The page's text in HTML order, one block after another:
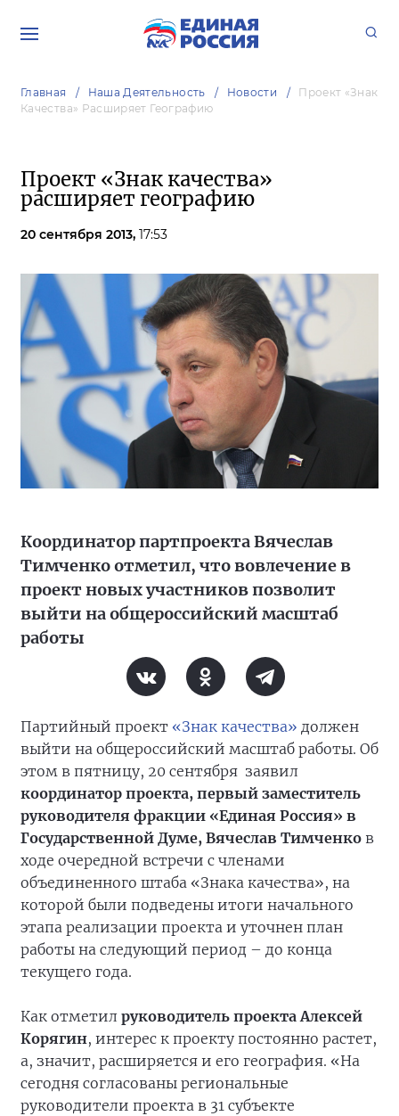
Главная Наша Деятельность Новости
Проект «Знак
Качества» Расширяет Географию
Проект «Знак качества»
расширяет географию
20 сентября 2013, 17:53
Координатор партпроекта Вячеслав
Тимченко отметил, что вовлечение в
проект новых участников позволит
выйти на общероссийский масштаб
работы
Партийный проект «Знак качества» должен
выйти на общероссийский масштаб работы. Об
этом в пятницу, 20 сентября заявил
координатор проекта, первый заместитель
руководителя фракции «Единая Россия» в
Государственной Думе, Вячеслав Тимченко в
ходе очередной встречи с членами
объединенного штаба «Знака качества», на
которой были подведены итоги начального
этапа реализации проекта и уточнен план
работы на следующий период – до конца
текущего года.
Как отметил руководитель проекта Алексей
Корягин, интерес к проекту постоянно растет,
а, значит, расширяется и его география. «На
сегодня согласованы региональные
руководители проекта в 31 субъекте